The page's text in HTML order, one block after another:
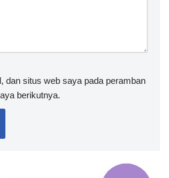
dan situs web saya pada peramban
berikutnya.